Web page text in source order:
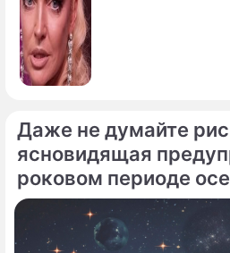
Даже не думайте
ясновидящая
роковом периоде